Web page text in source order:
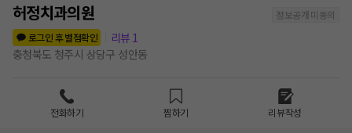
허정치과의원
정보공개 미동의
로그인 후 별점확인
리뷰 1
충청북도 청주시 상당구 성안동
전화하기 찜하기 리뷰작성